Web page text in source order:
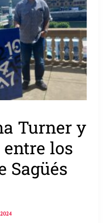
Turner y
los
Sagüés